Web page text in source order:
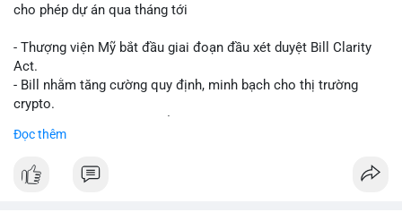
cho phép dự án qua tháng tới
- Thượng viện Mỹ bắt đầu giai đoạn đầu xét duyệt Bill Clarity
Act.
- Bill nhằm tăng cường quy định, minh bạch cho thị trường
crypto.
- Bill có thể ảnh hưởng pháp lý, hoạt động của các đồng tiền kỹ
Đọc thêm